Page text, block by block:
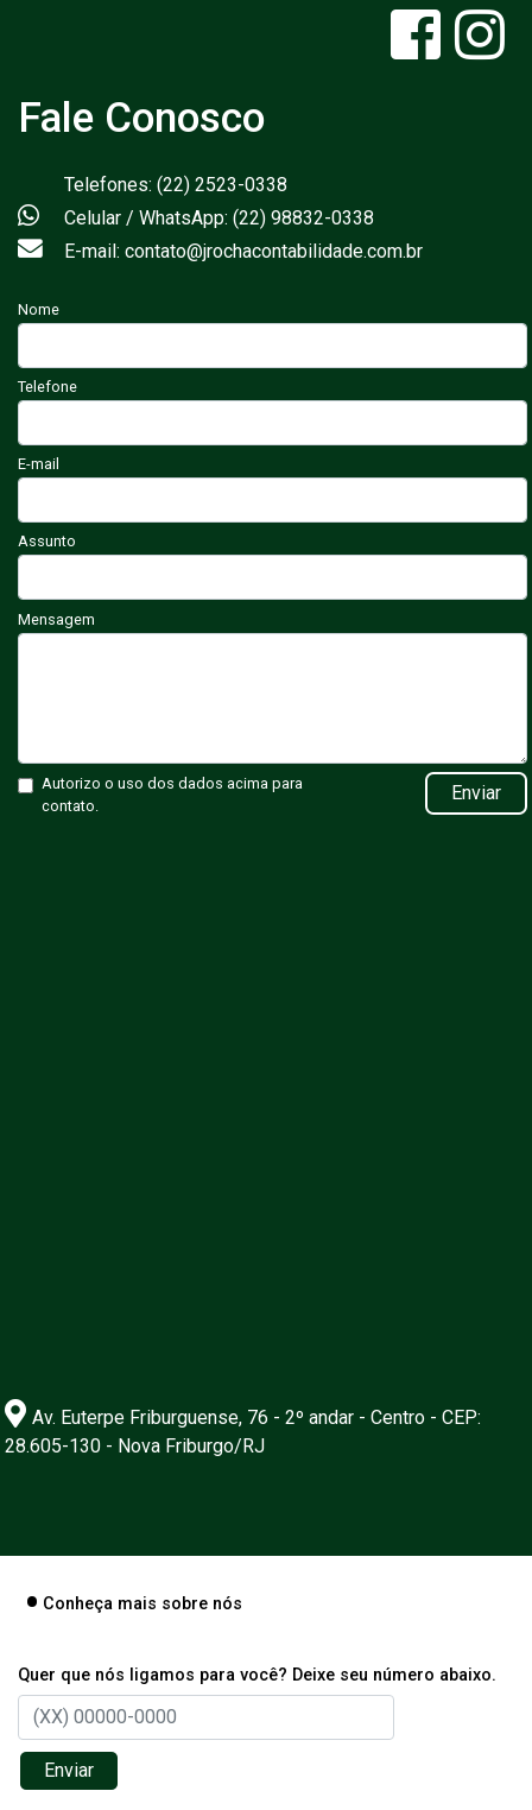
Fale Conosco
Telefones: (22) 2523-0338
Celular / WhatsApp: (22) 98832-0338
E-mail: contato@jrochacontabilidade.com.br
Nome
Telefone
E-mail
Assunto
Mensagem
Autorizo o uso dos dados acima para
contato.
Enviar
Av. Euterpe Friburguense, 76 - 2º andar - Centro - CEP:
28.605-130 - Nova Friburgo/RJ
Conheça mais sobre nós
Quer que nós ligamos para você? Deixe seu número abaixo.
Enviar